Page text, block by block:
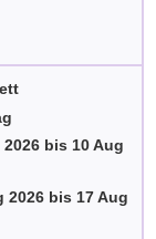
2026 bis 10 Aug
2026 bis 17 Aug